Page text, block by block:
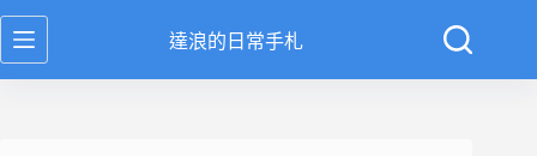
跳
至
達浪的日常手札